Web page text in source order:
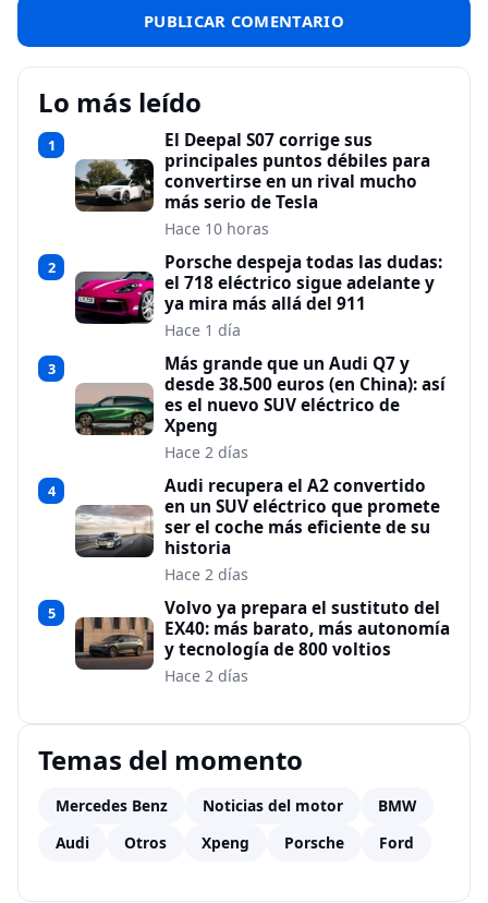
Lo más leído
1
El Deepal S07 corrige sus
principales puntos débiles para
convertirse en un rival mucho
más serio de Tesla
Hace 10 horas
2
Porsche despeja todas las dudas:
el 718 eléctrico sigue adelante y
ya mira más allá del 911
Hace 1 día
3
Más grande que un Audi Q7 y
desde 38.500 euros (en China): así
es el nuevo SUV eléctrico de
Xpeng
Hace 2 días
4
Audi recupera el A2 convertido
en un SUV eléctrico que promete
ser el coche más eficiente de su
historia
Hace 2 días
5
Volvo ya prepara el sustituto del
EX40: más barato, más autonomía
y tecnología de 800 voltios
Hace 2 días
Temas del momento
Mercedes Benz Noticias del motor
BMW
Audi
Otros Xpeng Porsche Ford